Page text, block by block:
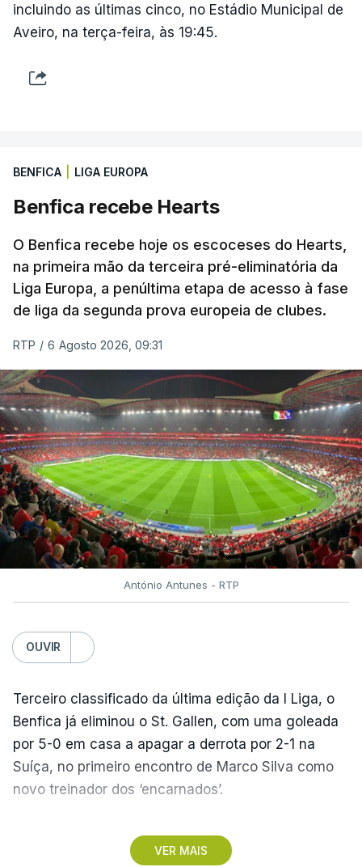
incluindo as últimas cinco, no Estádio Municipal de
Aveiro, na terça-feira, às 19:45.
BENFICA LIGA EUROPA
Benfica recebe Hearts
O Benfica recebe hoje os escoceses do Hearts,
na primeira mão da terceira pré-eliminatória da
Liga Europa, a penúltima etapa de acesso à fase
de liga da segunda prova europeia de clubes.
RTP / 6 Agosto 2026, 09:31
António Antunes - RTP
OUVIR
VER MAIS
Terceiro classificado da última edição da I Liga, o
Benfica já eliminou o St. Gallen, com uma goleada
por 5-0 em casa a apagar a derrota por 2-1 na
Suíça, no primeiro encontro de Marco Silva como
novo treinador dos ‘encarnados’.
Pela frente, as ‘águias’ vão ter agora o vice-
campeão escocês, que tem o português Cláudio